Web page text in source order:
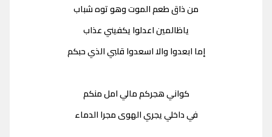
من ذاق طعم الموت وهو توه شباب
ياظالمين اعدلوا يكفيني عذاب
إما ابعدوا والا اسعدوا قلبي الذي حبكم
كواني هجركم مالي امل منكم
في داخلي يجري الهوى مجرا الدماء